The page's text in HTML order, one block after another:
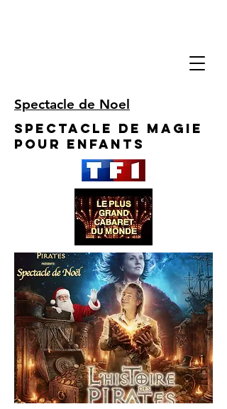
Spectacle de Noel
Spectacle de Magie
pour enfants